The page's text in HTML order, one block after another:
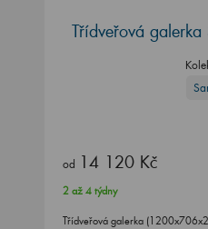
Třídveřová
od 14 120 Kč
2 až 4 týdny
Třídveřová galerka